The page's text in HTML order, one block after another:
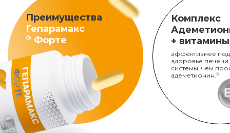
Преимущества
Гепарамакс
® Форте
Комплекс
+
эффективнее
здоровье печени
системы, чем
адеметионин. 5